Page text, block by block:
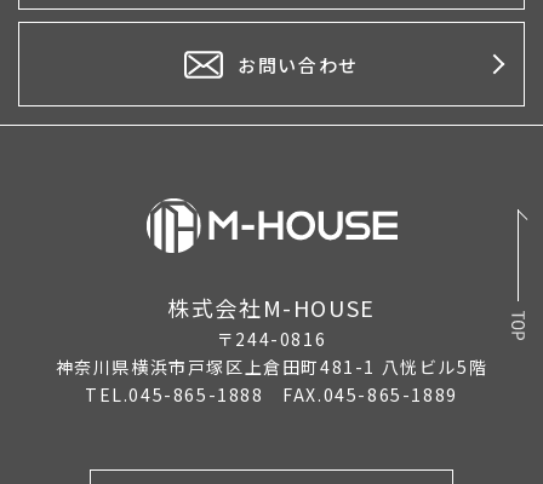
2026年3月
2026年2月
2026年1月
2025年11月
2025年9月
2025年8月
2025年7月
お問い合わせ
株式会社M-HOUSE
〒244-0816
神奈川県横浜市戸塚区上倉田町481-1 八恍ビル5階
TEL.045-865-1888 FAX.045-865-1889